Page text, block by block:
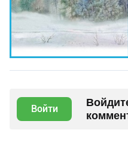
Войти